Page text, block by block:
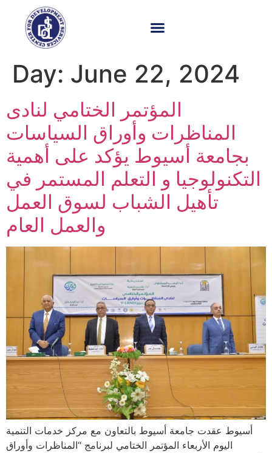
Day: June 22, 2024
المؤتمر الختامي لنادى
المناظرات وأوراق السياسات
بجامعة أسيوط يؤكد على أهمية
التكنولوجيا و التعلم المستمر في
تأهيل الشباب لسوق العمل
والعمل العام
أسيوط عقدت جامعة أسيوط بالتعاون مع مركز خدمات التنمية
اليوم الأربعاء المؤتمر الختامي لبرنامج “المناظرات وأوراق